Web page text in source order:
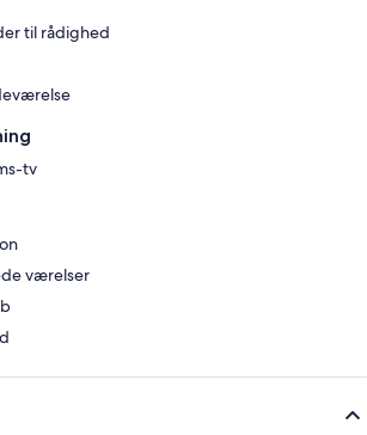
til rådighed
tv
værelser